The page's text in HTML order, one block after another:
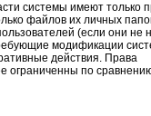
системы имеют только
файлов их личных
(если они не
модификации
действия. Права
ограниченны по